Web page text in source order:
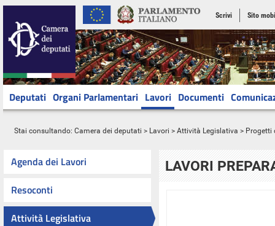
Scrivi Sito
Deputati Organi Parlamentari Lavori Documenti
Stai consultando: Camera dei deputati > Lavori > Attività Legislativa > Progetti
Agenda dei Lavori
Resoconti
Attività Legislativa
LAVORI